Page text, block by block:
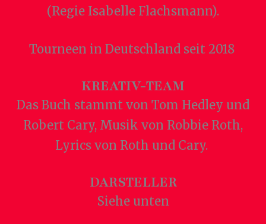
(Regie Isabelle Flachsmann).
Tourneen in Deutschland seit 2018
KREATIV-TEAM
Das Buch stammt von Tom Hedley und
Robert Cary, Musik von Robbie Roth,
Lyrics von Roth und Cary.
DARSTELLER
Siehe unten